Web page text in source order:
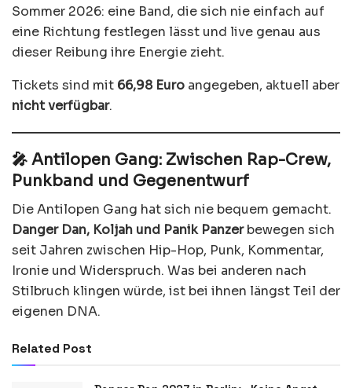
Sommer 2026: eine Band, die sich nie einfach auf
eine Richtung festlegen lässt und live genau aus
dieser Reibung ihre Energie zieht.
Tickets sind mit 66,98 Euro angegeben, aktuell aber
nicht verfügbar.
🎤 Antilopen Gang: Zwischen Rap-Crew,
Punkband und Gegenentwurf
Die Antilopen Gang hat sich nie bequem gemacht.
Danger Dan, Koljah und Panik Panzerbewegen sich
seit Jahren zwischen Hip-Hop, Punk, Kommentar,
Ironie und Widerspruch. Was bei anderen nach
Stilbruch klingen würde, ist bei ihnen längst Teil der
eigenen DNA.
Related Post